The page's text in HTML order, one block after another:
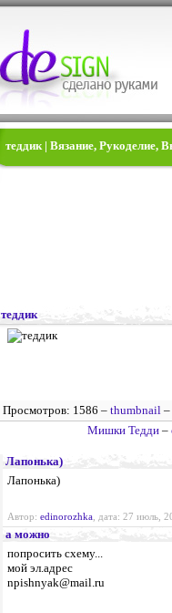
теддик | Вязание, Рукоделие,
теддик
Просмотров: 1586 – thumbnail –
Мишки Тедди –
Лапонька)
Лапонька)
Автор: edinorozhka , дата: 27 июль,
а можно
попросить схему...
мой эл.адрес
npishnyak@mail.ru